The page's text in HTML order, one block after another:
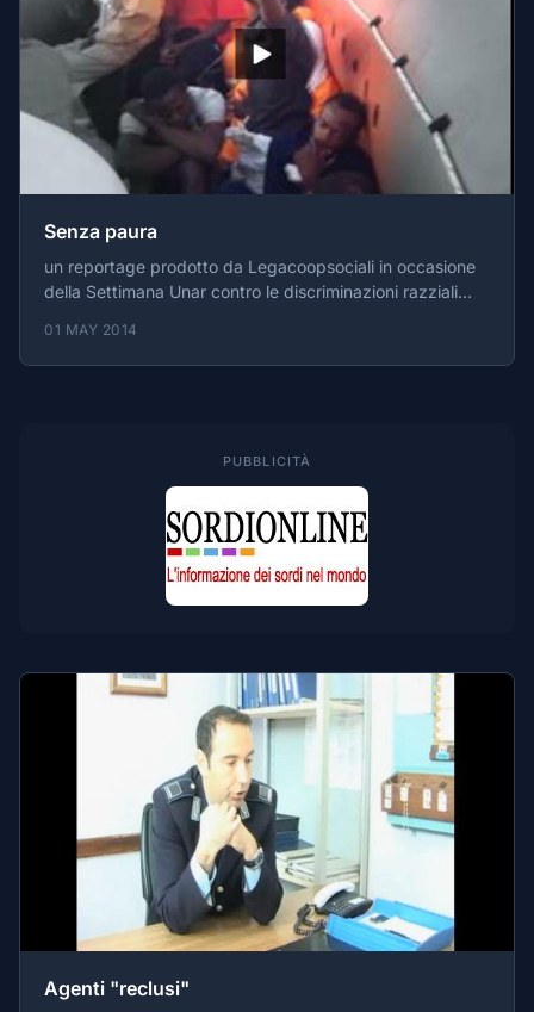
Senza paura
un reportage prodotto da Legacoopsociali in occasione
della Settimana Unar contro le discriminazioni razziali
01 MAY 2014
PUBBLICITÀ
Agenti "reclusi"